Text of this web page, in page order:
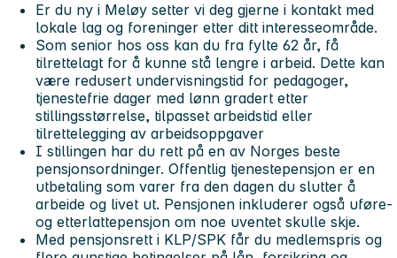
Er du ny i Meløy setter vi deg gjerne i kontakt med
lokale lag og foreninger etter ditt interesseområde.
Som senior hos oss kan du fra fylte 62 år, få
tilrettelagt for å kunne stå lengre i arbeid. Dette kan
være redusert undervisningstid for pedagoger,
tjenestefrie dager med lønn gradert etter
stillingsstørrelse, tilpasset arbeidstid eller
tilrettelegging av arbeidsoppgaver
I stillingen har du rett på en av Norges beste
pensjonsordninger. Offentlig tjenestepensjon er en
utbetaling som varer fra den dagen du slutter å
arbeide og livet ut. Pensjonen inkluderer også uføre-
og etterlattepensjon om noe uventet skulle skje.
Med pensjonsrett i KLP/SPK får du medlemspris og